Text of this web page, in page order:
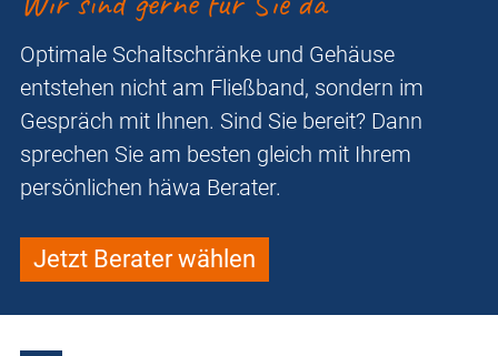
Optimale Schaltschränke und Gehäuse
entstehen nicht am Fließband, sondern im
Gespräch mit Ihnen. Sind Sie bereit? Dann
sprechen Sie am besten gleich mit Ihrem
persönlichen häwa Berater.
Jetzt Berater wählen